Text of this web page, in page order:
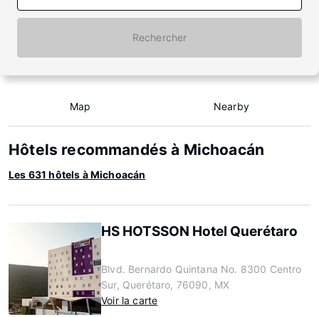
Rechercher
Map Nearby
Hôtels recommandés à Michoacán
Les 631 hôtels à Michoacán
HS HOTSSON Hotel Querétaro
Blvd. Bernardo Quintana No. 8300 Centro
Sur, Querétaro, 76090, MX
Voir la carte